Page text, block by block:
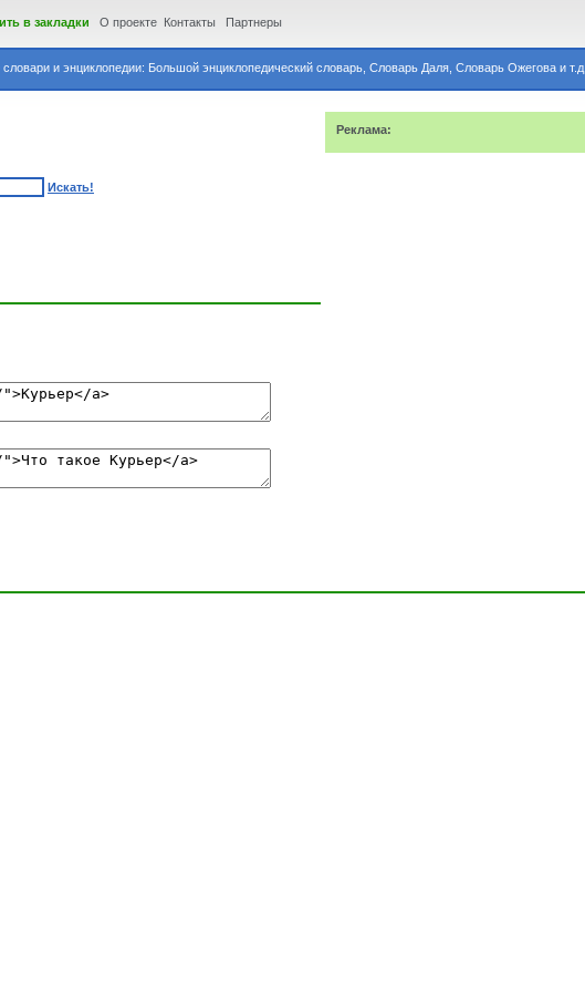
и энциклопедии: Большой энциклопедический словарь, Словарь Даля, Словарь Ожегова и т.д.
в закладки О проекте Контакты Партнеры
Искать!
Реклама: